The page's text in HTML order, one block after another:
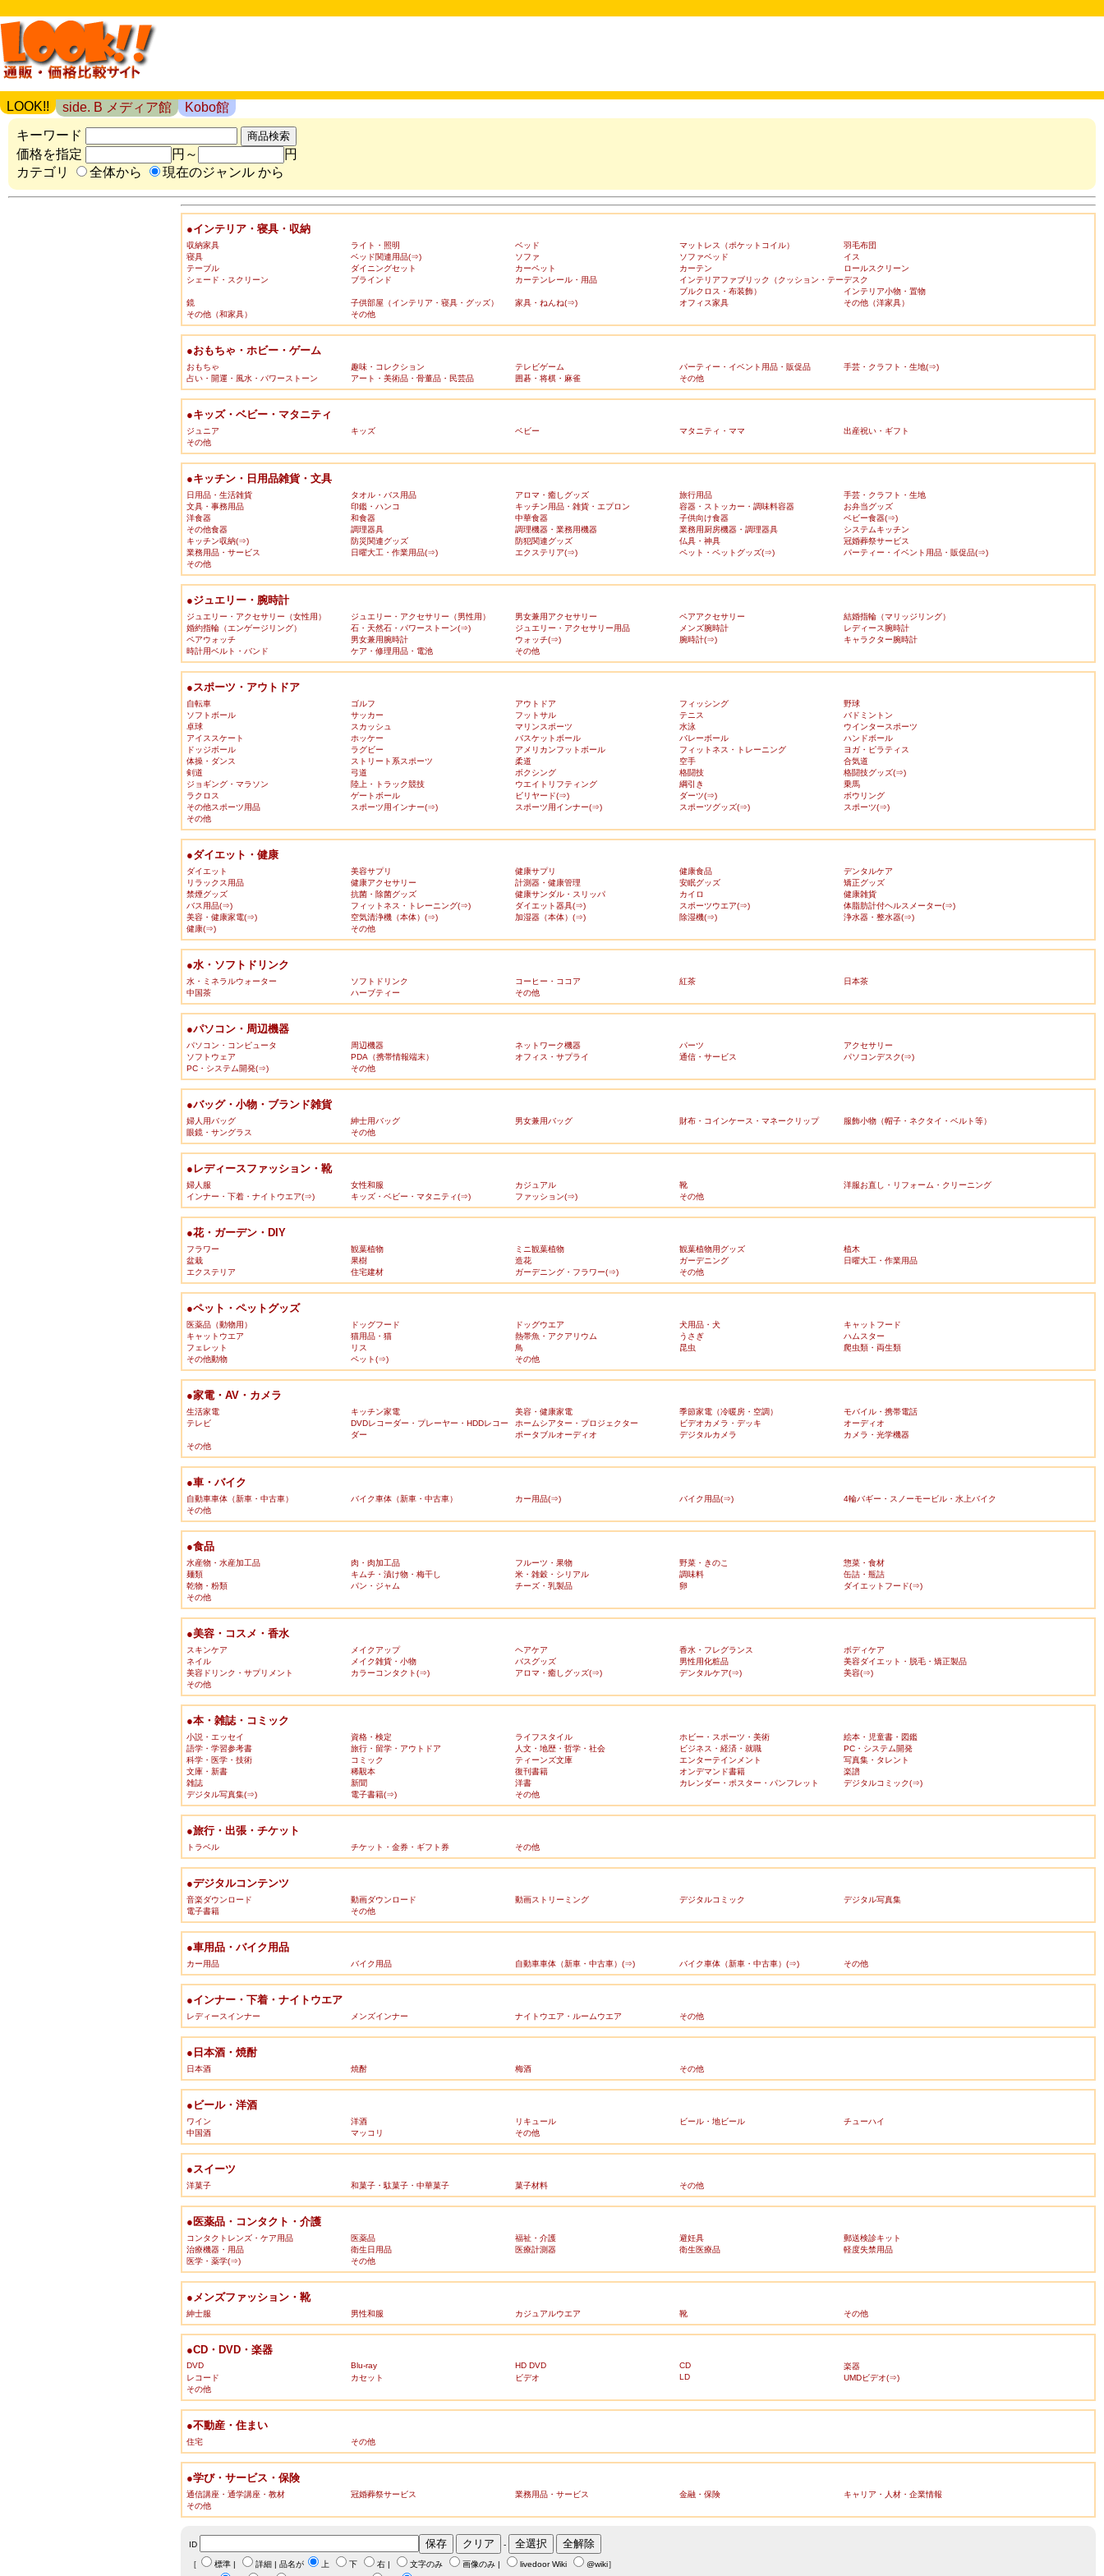
LOOK!! side. B メディア館
Kobo館
キーワード
価格を指定
円～
円
カテゴリ
全体から 現在のジャンル から
●インテリア・寝具・収納
収納家具 ライト・照明 ベッド マットレス（ポケットコイル）
羽毛布団
寝具
ベッド関連用品(⇒) ソファ ソファベッド
イス
テーブル
ダイニングセット カーペット カーテン
ロールスクリーン
シェード・スクリーン
ブラインド カーテンレール・用品
インテリアファブリック（クッション・テー
ブルクロス・布装飾）
デスク
インテリア小物・置物
鏡
子供部屋（インテリア・寝具・グッズ） 家具・ねんね(⇒) オフィス家具
その他（洋家具）
その他（和家具）
その他
●おもちゃ・ホビー・ゲーム
おもちゃ 趣味・コレクション テレビゲーム パーティー・イベント用品・販促品
手芸・クラフト・生地(⇒)
占い・開運・風水・パワーストーン
アート・美術品・骨董品・民芸品 囲碁・将棋・麻雀 その他
●キッズ・ベビー・マタニティ
ジュニア キッズ ベビー マタニティ・ママ
出産祝い・ギフト
その他
●キッチン・日用品雑貨・文具
日用品・生活雑貨 タオル・バス用品 アロマ・癒しグッズ 旅行用品
手芸・クラフト・生地
文具・事務用品
印鑑・ハンコ キッチン用品・雑貨・エプロン 容器・ストッカー・調味料容器
お弁当グッズ
洋食器
和食器 中華食器 子供向け食器
ベビー食器(⇒)
その他食器
調理器具 調理機器・業務用機器 業務用厨房機器・調理器具
システムキッチン
キッチン収納(⇒)
防災関連グッズ 防犯関連グッズ 仏具・神具
冠婚葬祭サービス
業務用品・サービス
日曜大工・作業用品(⇒) エクステリア(⇒) ペット・ペットグッズ(⇒)
パーティー・イベント用品・販促品(⇒)
その他
●ジュエリー・腕時計
ジュエリー・アクセサリー（女性用） ジュエリー・アクセサリー（男性用） 男女兼用アクセサリー ペアアクセサリー
結婚指輪（マリッジリング）
婚約指輪（エンゲージリング）
石・天然石・パワーストーン(⇒) ジュエリー・アクセサリー用品 メンズ腕時計
レディース腕時計
ペアウォッチ
男女兼用腕時計 ウォッチ(⇒) 腕時計(⇒)
キャラクター腕時計
時計用ベルト・バンド
ケア・修理用品・電池 その他
●スポーツ・アウトドア
自転車 ゴルフ アウトドア フィッシング
野球
ソフトボール
サッカー フットサル テニス
バドミントン
卓球
スカッシュ マリンスポーツ 水泳
ウインタースポーツ
アイススケート
ホッケー バスケットボール バレーボール
ハンドボール
ドッジボール
ラグビー アメリカンフットボール フィットネス・トレーニング
ヨガ・ピラティス
体操・ダンス
ストリート系スポーツ 柔道 空手
合気道
剣道
弓道 ボクシング 格闘技
格闘技グッズ(⇒)
ジョギング・マラソン
陸上・トラック競技 ウエイトリフティング 綱引き
乗馬
ラクロス
ゲートボール ビリヤード(⇒) ダーツ(⇒)
ボウリング
その他スポーツ用品
スポーツ用インナー(⇒) スポーツ用インナー(⇒) スポーツグッズ(⇒)
スポーツ(⇒)
その他
●ダイエット・健康
ダイエット 美容サプリ 健康サプリ 健康食品
デンタルケア
リラックス用品
健康アクセサリー 計測器・健康管理 安眠グッズ
矯正グッズ
禁煙グッズ
抗菌・除菌グッズ 健康サンダル・スリッパ カイロ
健康雑貨
バス用品(⇒)
フィットネス・トレーニング(⇒) ダイエット器具(⇒) スポーツウエア(⇒)
体脂肪計付ヘルスメーター(⇒)
美容・健康家電(⇒)
空気清浄機（本体）(⇒) 加湿器（本体）(⇒) 除湿機(⇒)
浄水器・整水器(⇒)
健康(⇒)
その他
●水・ソフトドリンク
水・ミネラルウォーター ソフトドリンク コーヒー・ココア 紅茶
日本茶
中国茶
ハーブティー その他
●パソコン・周辺機器
パソコン・コンピュータ 周辺機器 ネットワーク機器 パーツ
アクセサリー
ソフトウェア
PDA（携帯情報端末） オフィス・サプライ 通信・サービス
パソコンデスク(⇒)
PC・システム開発(⇒)
その他
●バッグ・小物・ブランド雑貨
婦人用バッグ 紳士用バッグ 男女兼用バッグ 財布・コインケース・マネークリップ
服飾小物（帽子・ネクタイ・ベルト等）
眼鏡・サングラス
その他
●レディースファッション・靴
婦人服 女性和服 カジュアル 靴
洋服お直し・リフォーム・クリーニング
インナー・下着・ナイトウエア(⇒)
キッズ・ベビー・マタニティ(⇒) ファッション(⇒) その他
●花・ガーデン・DIY
フラワー 観葉植物 ミニ観葉植物 観葉植物用グッズ
植木
盆栽
果樹 造花 ガーデニング
日曜大工・作業用品
エクステリア
住宅建材 ガーデニング・フラワー(⇒) その他
●ペット・ペットグッズ
医薬品（動物用） ドッグフード ドッグウエア 犬用品・犬
キャットフード
キャットウエア
猫用品・猫 熱帯魚・アクアリウム うさぎ
ハムスター
フェレット
リス 鳥 昆虫
爬虫類・両生類
その他動物
ペット(⇒) その他
●家電・AV・カメラ
生活家電 キッチン家電 美容・健康家電 季節家電（冷暖房・空調）
モバイル・携帯電話
テレビ
DVDレコーダー・プレーヤー・HDDレコー
ダー
ホームシアター・プロジェクター ビデオカメラ・デッキ
オーディオ
ポータブルオーディオ
デジタルカメラ
カメラ・光学機器
その他
●車・バイク
自動車車体（新車・中古車） バイク車体（新車・中古車） カー用品(⇒) バイク用品(⇒)
4輪バギー・スノーモービル・水上バイク
その他
●食品
水産物・水産加工品 肉・肉加工品 フルーツ・果物 野菜・きのこ
惣菜・食材
麺類
キムチ・漬け物・梅干し 米・雑穀・シリアル 調味料
缶詰・瓶詰
乾物・粉類
パン・ジャム チーズ・乳製品 卵
ダイエットフード(⇒)
その他
●美容・コスメ・香水
スキンケア メイクアップ ヘアケア 香水・フレグランス
ボディケア
ネイル
メイク雑貨・小物 バスグッズ 男性用化粧品
美容ダイエット・脱毛・矯正製品
美容ドリンク・サプリメント
カラーコンタクト(⇒) アロマ・癒しグッズ(⇒) デンタルケア(⇒)
美容(⇒)
その他
●本・雑誌・コミック
小説・エッセイ 資格・検定 ライフスタイル ホビー・スポーツ・美術
絵本・児童書・図鑑
語学・学習参考書
旅行・留学・アウトドア 人文・地歴・哲学・社会 ビジネス・経済・就職
PC・システム開発
科学・医学・技術
コミック ティーンズ文庫 エンターテインメント
写真集・タレント
文庫・新書
稀覯本 復刊書籍 オンデマンド書籍
楽譜
雑誌
新聞 洋書 カレンダー・ポスター・パンフレット
デジタルコミック(⇒)
デジタル写真集(⇒)
電子書籍(⇒) その他
●旅行・出張・チケット
トラベル チケット・金券・ギフト券 その他
●デジタルコンテンツ
音楽ダウンロード 動画ダウンロード 動画ストリーミング デジタルコミック
デジタル写真集
電子書籍
その他
●車用品・バイク用品
カー用品 バイク用品 自動車車体（新車・中古車）(⇒) バイク車体（新車・中古車）(⇒) その他
●インナー・下着・ナイトウエア
レディースインナー メンズインナー ナイトウエア・ルームウエア その他
●日本酒・焼酎
日本酒 焼酎 梅酒 その他
●ビール・洋酒
ワイン 洋酒 リキュール ビール・地ビール
チューハイ
中国酒
マッコリ その他
●スイーツ
洋菓子 和菓子・駄菓子・中華菓子 菓子材料 その他
●医薬品・コンタクト・介護
コンタクトレンズ・ケア用品 医薬品 福祉・介護 避妊具
郵送検診キット
治療機器・用品
衛生日用品 医療計測器 衛生医療品
軽度失禁用品
医学・薬学(⇒)
その他
●メンズファッション・靴
紳士服 男性和服 カジュアルウエア 靴 その他
●CD・DVD・楽器
DVD Blu-ray HD DVD CD
楽器
レコード
カセット ビデオ LD
UMDビデオ(⇒)
その他
●不動産・住まい
住宅 その他
●学び・サービス・保険
通信講座・通学講座・教材 冠婚葬祭サービス 業務用品・サービス 金融・保険
キャリア・人材・企業情報
その他
ID -
［ 標準 | 詳細 | 品名が 上 下 右 | 文字のみ 画像のみ | livedoor Wiki @wiki］